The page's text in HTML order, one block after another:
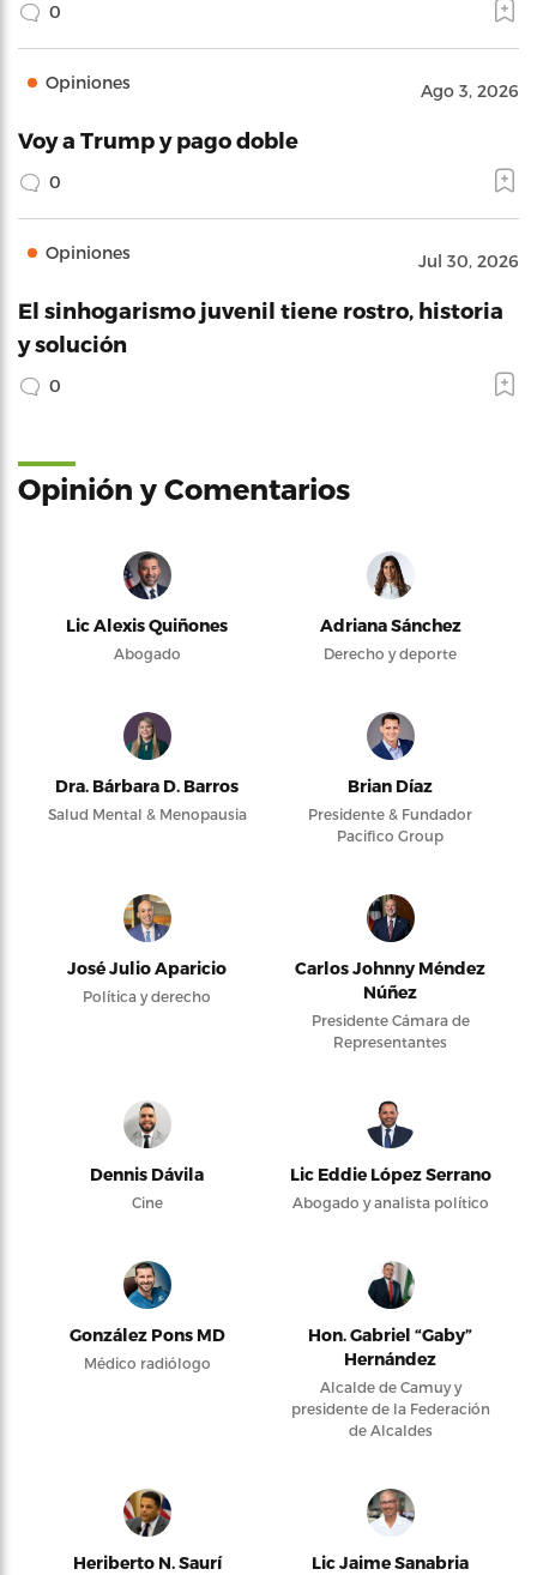
0
Opiniones Ago 3, 2026
Voy a Trump y pago doble
0
Opiniones Jul 30, 2026
El sinhogarismo juvenil tiene rostro, historia
y solución
0
Opinión y Comentarios
Lic Alexis Quiñones
Abogado
Adriana Sánchez
Derecho y deporte
Dra. Bárbara D. Barros
Salud Mental & Menopausia
Brian Díaz
Presidente & Fundador
Pacifico Group
José Julio Aparicio
Política y derecho
Carlos Johnny Méndez
Núñez
Presidente Cámara de
Representantes
Dennis Dávila
Cine
Lic Eddie López Serrano
Abogado y analista político
González Pons MD
Médico radiólogo
Hon. Gabriel “Gaby”
Hernández
Alcalde de Camuy y
presidente de la Federación
de Alcaldes
Heriberto N. Saurí Lic Jaime Sanabria